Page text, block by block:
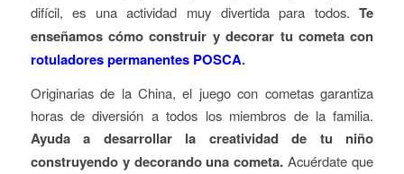
difícil, es una actividad muy divertida para todos.Te
enseñamos cómo construir y decorar tu cometa con
rotuladores permanentes POSCA.
Originarias de la China, el juego con cometas garantiza
horas de diversión a todos los miembros de la familia.
Ayuda a desarrollar la creatividad de tu niño
construyendo y decorando una cometa. Acuérdate que